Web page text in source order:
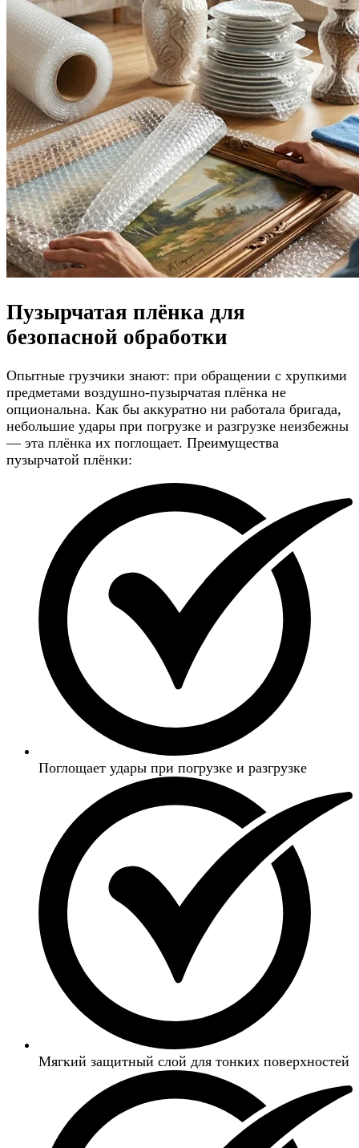
Пузырчатая плёнка для
безопасной обработки
Опытные грузчики знают: при обращении с хрупкими
предметами воздушно-пузырчатая плёнка не
опциональна. Как бы аккуратно ни работала бригада,
небольшие удары при погрузке и разгрузке неизбежны
— эта плёнка их поглощает. Преимущества
пузырчатой плёнки:
Поглощает удары при погрузке и разгрузке
Мягкий защитный слой для тонких поверхностей